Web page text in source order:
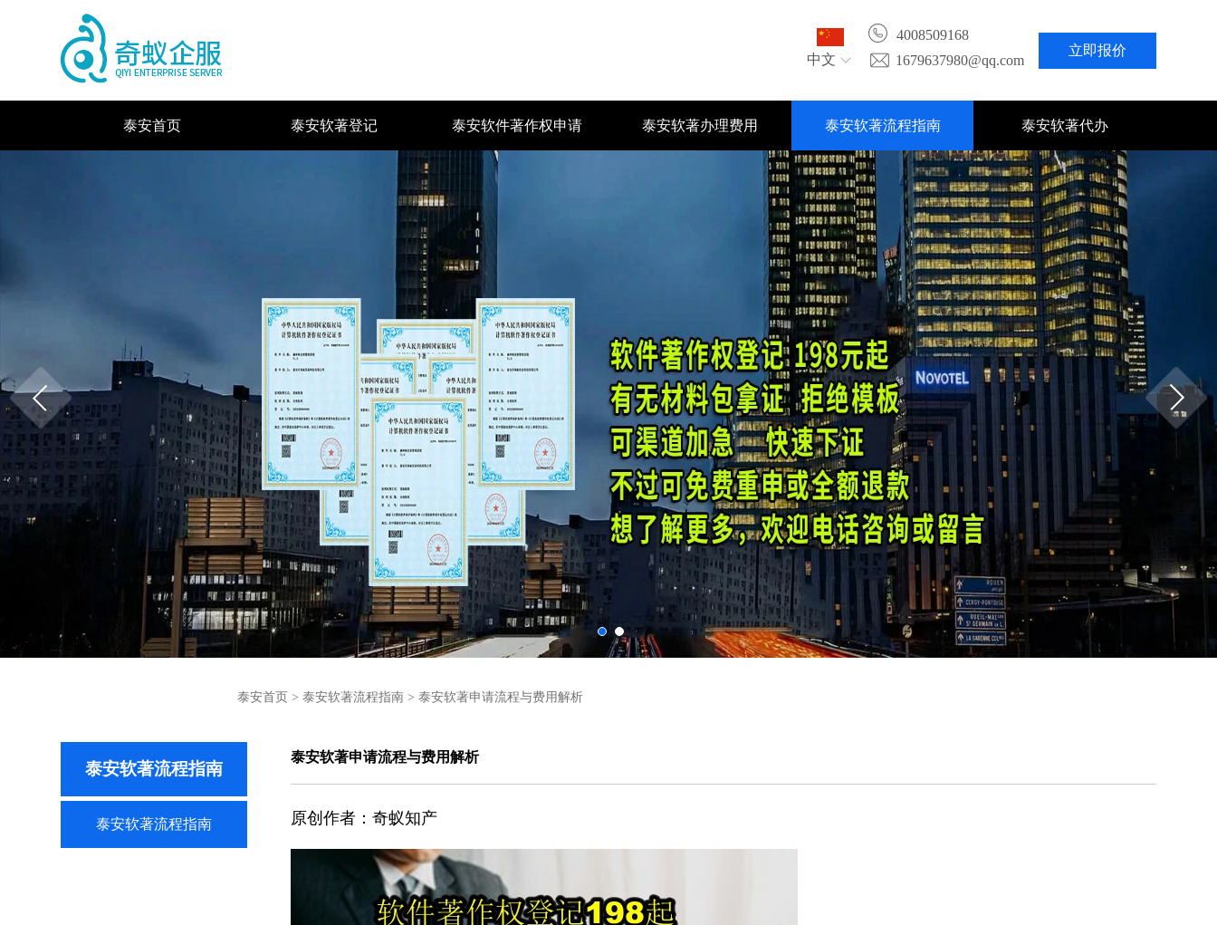
中文
4008509168
1679637980@qq.com
立即报价
泰安首页 泰安软著登记 泰安软件著作权申请 泰安软著办理费用 泰安软著流程指南 泰安软著代办
泰安首页 > 泰安软著流程指南> 泰安软著申请流程与费用解析
泰安软著流程指南
泰安软著流程指南
泰安软著申请流程与费用解析
原创作者：奇蚁知产